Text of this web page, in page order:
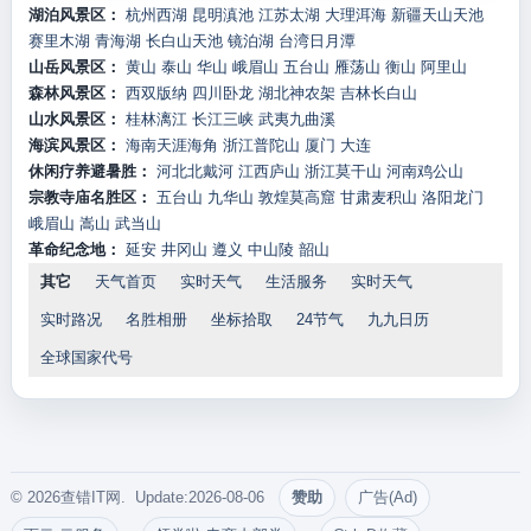
湖泊风景区： 杭州西湖 昆明滇池 江苏太湖 大理洱海 新疆天山天池
赛里木湖 青海湖 长白山天池 镜泊湖 台湾日月潭
山岳风景区： 黄山 泰山 华山 峨眉山 五台山 雁荡山 衡山 阿里山
森林风景区： 西双版纳 四川卧龙 湖北神农架 吉林长白山
山水风景区： 桂林漓江 长江三峡 武夷九曲溪
海滨风景区： 海南天涯海角 浙江普陀山 厦门 大连
休闲疗养避暑胜： 河北北戴河 江西庐山 浙江莫干山 河南鸡公山
宗教寺庙名胜区： 五台山 九华山 敦煌莫高窟 甘肃麦积山 洛阳龙门
峨眉山 嵩山 武当山
革命纪念地： 延安 井冈山 遵义 中山陵 韶山
其它
天气首页 实时天气 生活服务 实时天气
实时路况 名胜相册 坐标拾取 24节气 九九日历
全球国家代号
© 2026查错IT网. Update:2026-08-06 赞助 广告(Ad)